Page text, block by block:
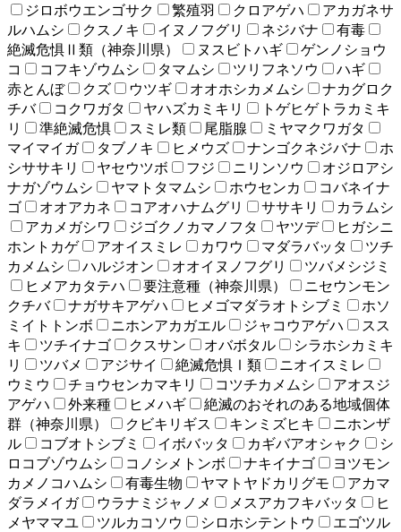
ジロボウエンゴサク
繁殖羽 クロアゲハ
アカガネサ
ルハムシ
クスノキ イヌノフグリ ネジバナ
有毒
絶滅危惧Ⅱ類（神奈川県）
ヌスビトハギ
ゲンノショウ
コ
コフキゾウムシ タマムシ ツリフネソウ
ハギ
赤とんぼ
クズ ウツギ オオホシカメムシ
ナカグロク
チバ
コクワガタ ヤハズカミキリ
トゲヒゲトラカミキ
リ
準絶滅危惧 スミレ類 尾脂腺
ミヤマクワガタ
マイマイガ
タブノキ ヒメウズ ナンゴクネジバナ
ホ
シササキリ
ヤセウツボ フジ ニリンソウ
オジロアシ
ナガゾウムシ
ヤマトタマムシ ホウセンカ
コバネイナ
ゴ
オオアカネ コアオハナムグリ ササキリ
カラムシ
アカメガシワ
ジゴクノカマノフタ ヤツデ
ヒガシニ
ホントカゲ
アオイスミレ カワウ マダラバッタ
ツチ
カメムシ
ハルジオン オオイヌノフグリ
ツバメシジミ
ヒメアカタテハ
要注意種（神奈川県）
ニセウンモン
クチバ
ナガサキアゲハ ヒメゴマダラオトシブミ
ホソ
ミイトトンボ
ニホンアカガエル ジャコウアゲハ
スス
キ
ツチイナゴ クスサン オバボタル
シラホシカミキ
リ
ツバメ アジサイ 絶滅危惧Ⅰ類
ニオイスミレ
ウミウ
チョウセンカマキリ コツチカメムシ
アオスジ
アゲハ
外来種 ヒメハギ
絶滅のおそれのある地域個体
群（神奈川県）
クビキリギス キンミズヒキ
ニホンザ
ル
コブオトシブミ イボバッタ カギバアオシャク
シ
ロコブゾウムシ
コノシメトンボ ナキイナゴ
ヨツモン
カメノコハムシ
有毒生物 ヤマトヤドカリグモ
アカマ
ダラメイガ
ウラナミジャノメ メスアカフキバッタ
ヒ
メヤママユ
ツルカコソウ シロホシテントウ
エゴツル